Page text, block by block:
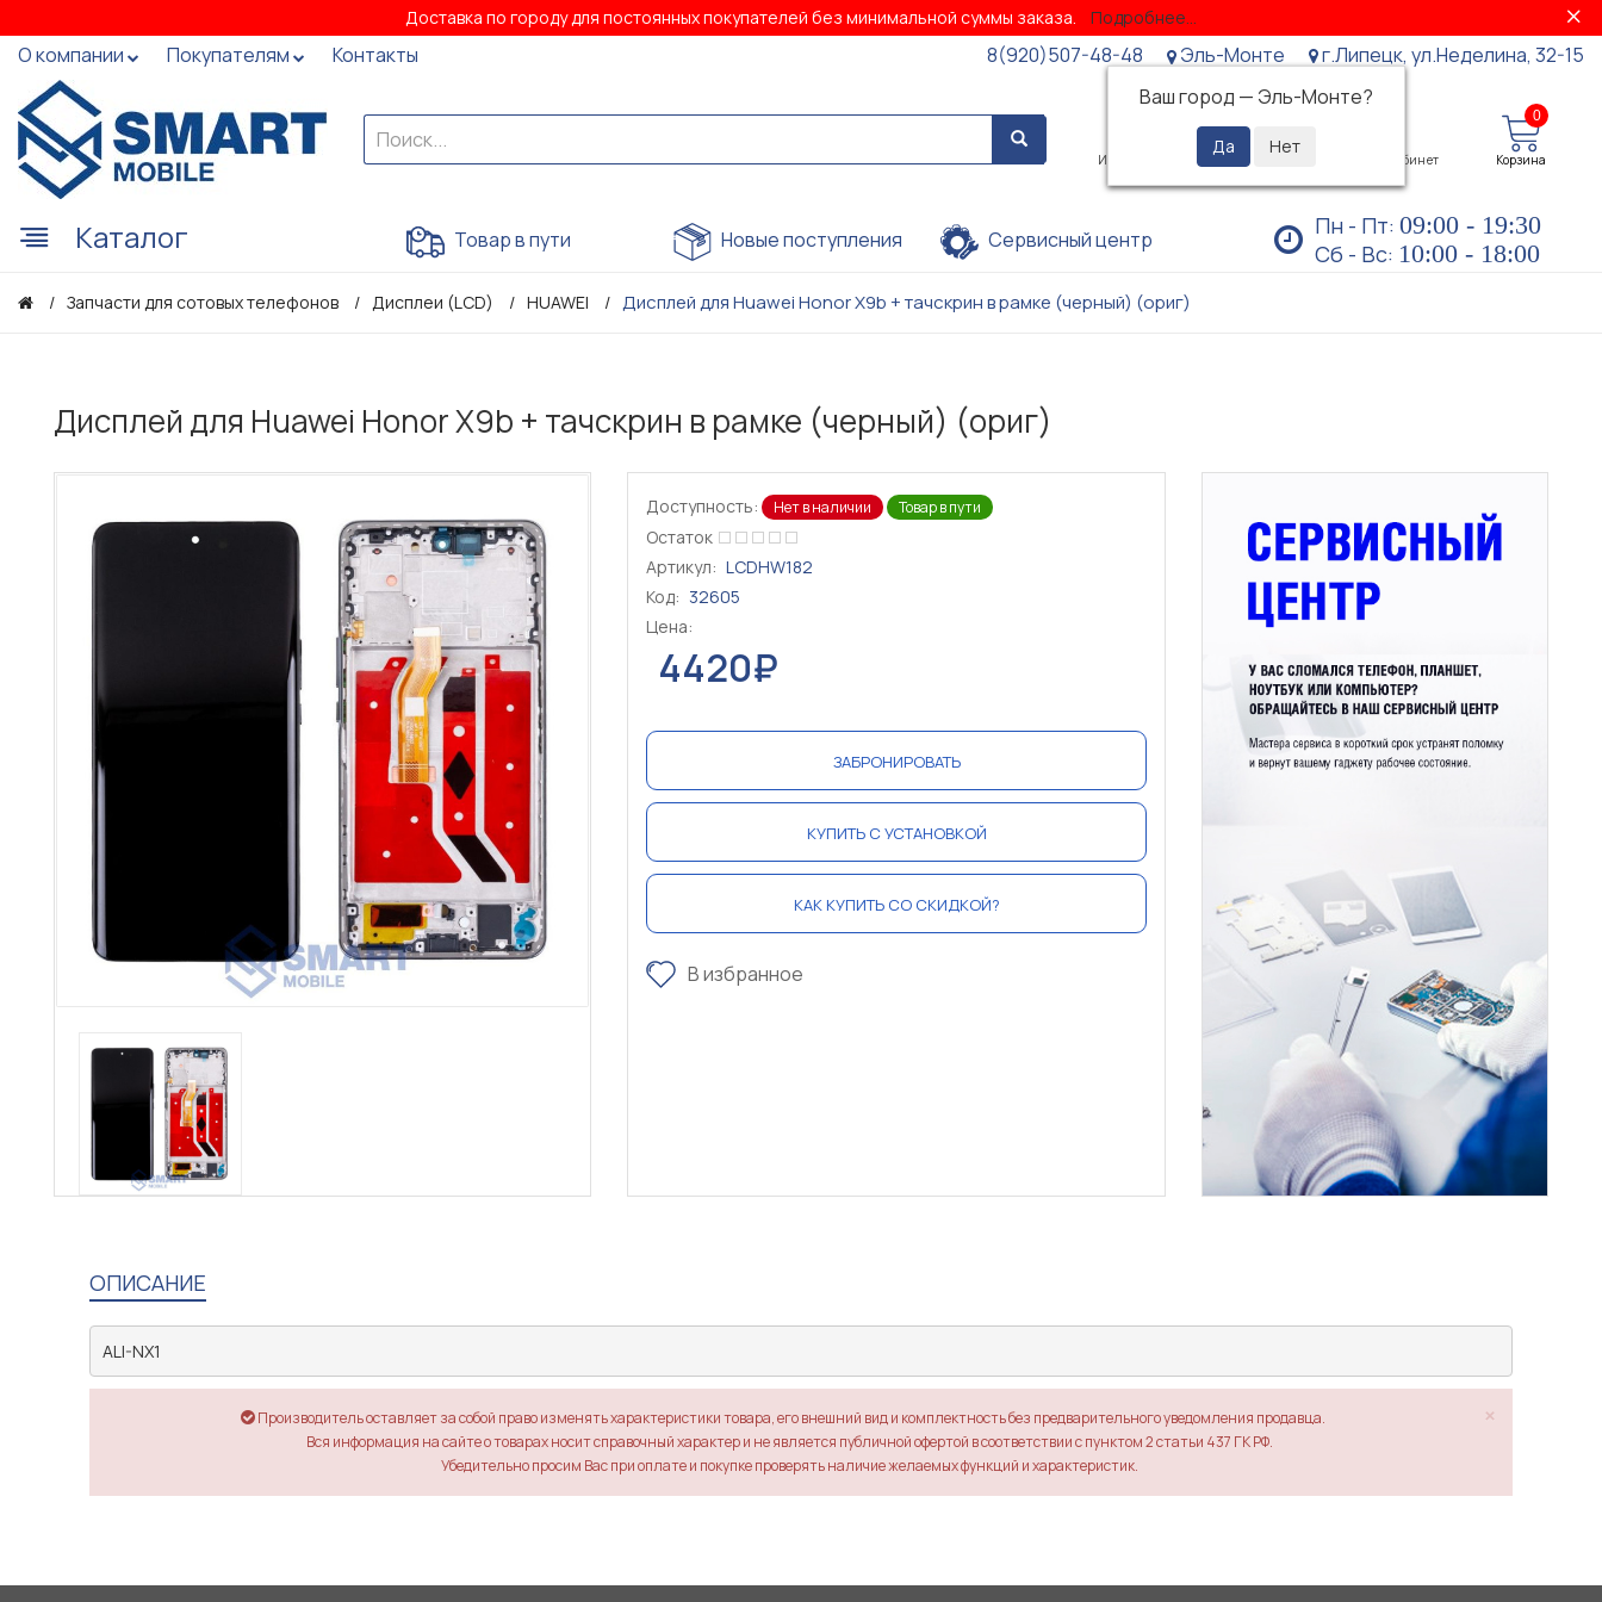
Доставка по городу для постоянных покупателей без минимальной суммы заказа. Подробнее...
О компании Покупателям Контакты 8(920)507-48-48
Эль-Монте
Ваш город — Эль-Монте?
г.Липецк, ул.Неделина, 32-15
Избранное Просмотренные Личный кабинет
0
Корзина
Каталог Товар в пути Новые поступления Сервисный центр Пн - Пт: 09:00 - 19:30
Сб - Вс: 10:00 - 18:00
Запчасти для сотовых телефонов Дисплеи (LCD) HUAWEI Дисплей для Huawei Honor X9b + тачскрин в рамке (черный) (ориг)
Дисплей для Huawei Honor X9b + тачскрин в рамке (черный) (ориг)
Доступность: Нет в наличии Товар в пути
Остаток
Артикул: LCDHW182
Код: 32605
Цена:
4420₽
ЗАБРОНИРОВАТЬ
КУПИТЬ С УСТАНОВКОЙ
КАК КУПИТЬ СО СКИДКОЙ?
В избранное
ОПИСАНИЕ
ALI-NX1
×
Производитель оставляет за собой право изменять характеристики товара, его внешний вид и комплектность без предварительного уведомления продавца.
Вся информация на сайте о товарах носит справочный характер и не является публичной офертой в соответствии с пунктом 2 статьи 437 ГК РФ.
Убедительно просим Вас при оплате и покупке проверять наличие желаемых функций и характеристик.